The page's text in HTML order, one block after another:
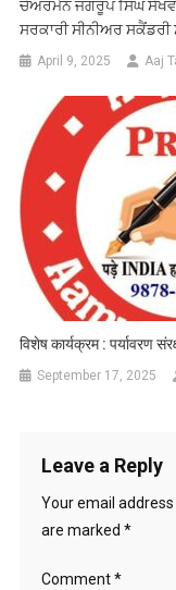
ਚੇਅਰਮੈਨ ਜਗਰੂਪ ਸਿੰਘ ਸੇਖਵਾਂ
ਸਰਕਾਰੀ ਸੀਨੀਅਰ
April 9, 2025 Aaj
विशेष कार्यक्रम : पर्यावरण
September 17, 2025
Leave a Reply
Your email
are marked *
Comment*